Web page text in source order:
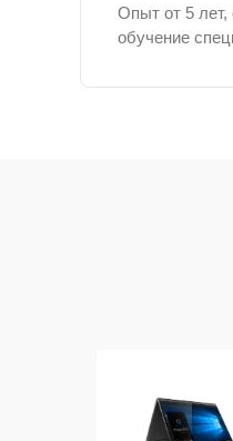
Опыт от 5 лет,
обучение